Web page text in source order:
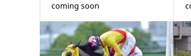
coming soon